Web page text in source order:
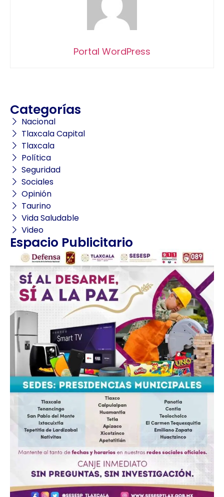
Portal WordPress
Categorías
Nacional
Tlaxcala Capital
Tlaxcala
Política
Seguridad
Sociales
Opinión
Taurino
Vida Saludable
Video
Espacio Publicitario